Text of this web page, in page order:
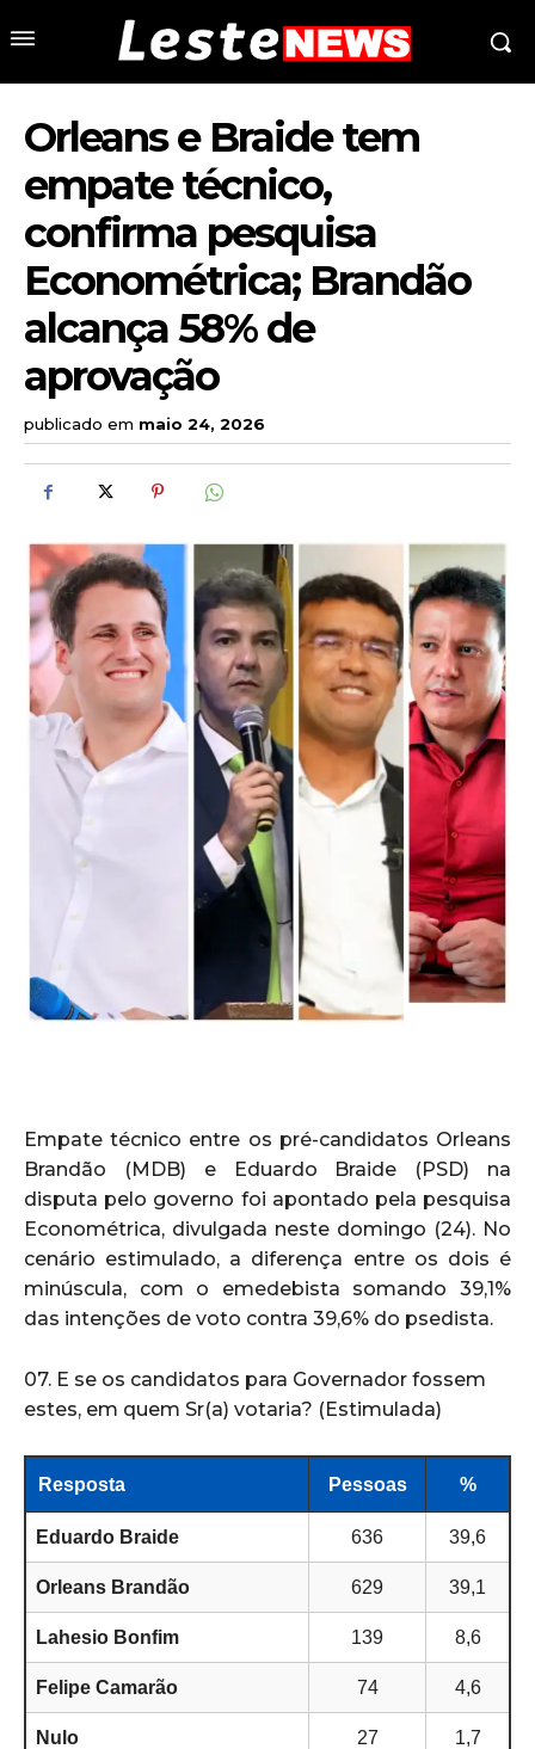
Orleans e Braide tem
empate técnico,
confirma pesquisa
Econométrica; Brandão
alcança 58% de
aprovação
publicado em maio 24, 2026
Empate técnico entre os pré-candidatos Orleans
Brandão (MDB) e Eduardo Braide (PSD) na
disputa pelo governo foi apontado pela pesquisa
Econométrica, divulgada neste domingo (24). No
cenário estimulado, a diferença entre os dois é
minúscula, com o emedebista somando 39,1%
das intenções de voto contra 39,6% do psedista.
07. E se os candidatos para Governador fossem
estes, em quem Sr(a) votaria? (Estimulada)
Resposta Pessoas %
Eduardo Braide 636 39,6
Orleans Brandão 629 39,1
Lahesio Bonfim 139 8,6
Felipe Camarão 74 4,6
Nulo 27 1,7